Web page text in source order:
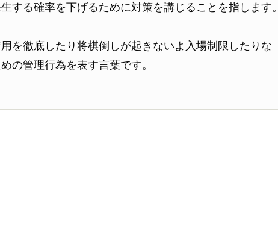
する確率を下げるために対策を講じることを指します。
を徹底したり将棋倒しが起きないよ入場制限したりな
の管理行為を表す言葉です。